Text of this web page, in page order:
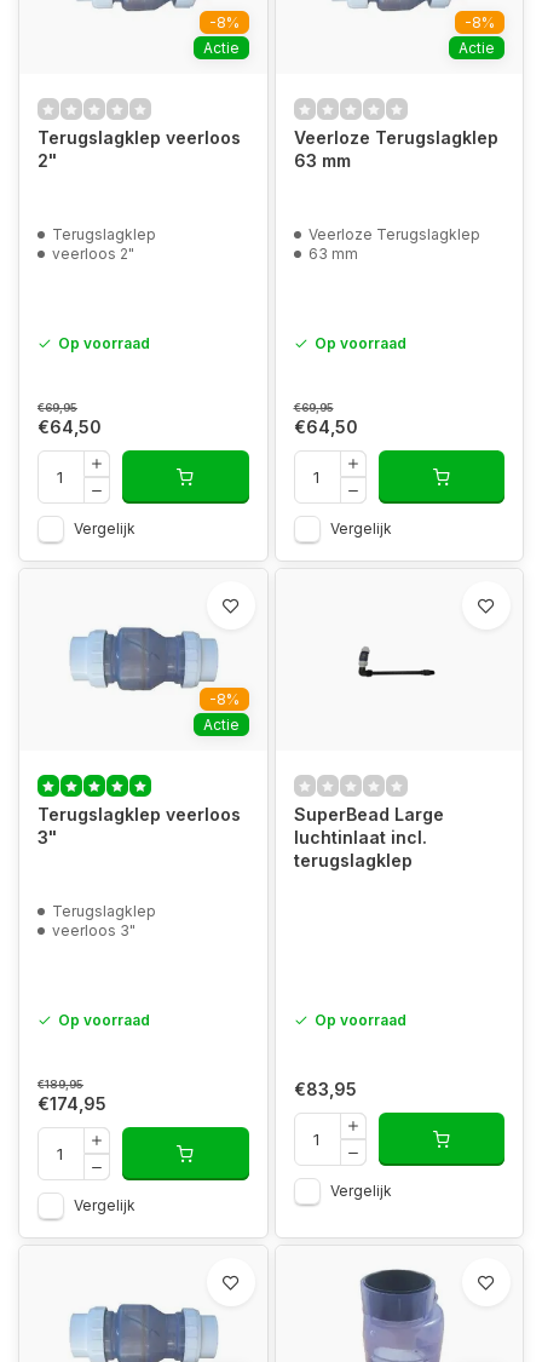
-8%
Actie
Terugslagklep veerloos
2"
Terugslagklep
veerloos 2"
Op voorraad
€69,95
€64,50
Vergelijk
-8%
Actie
Veerloze Terugslagklep
63 mm
Veerloze Terugslagklep
63 mm
Op voorraad
€69,95
€64,50
Vergelijk
-8%
Actie
Terugslagklep veerloos
3"
Terugslagklep
veerloos 3"
Op voorraad
€189,95
€174,95
Vergelijk
SuperBead Large
luchtinlaat incl.
terugslagklep
Op voorraad
€83,95
Vergelijk